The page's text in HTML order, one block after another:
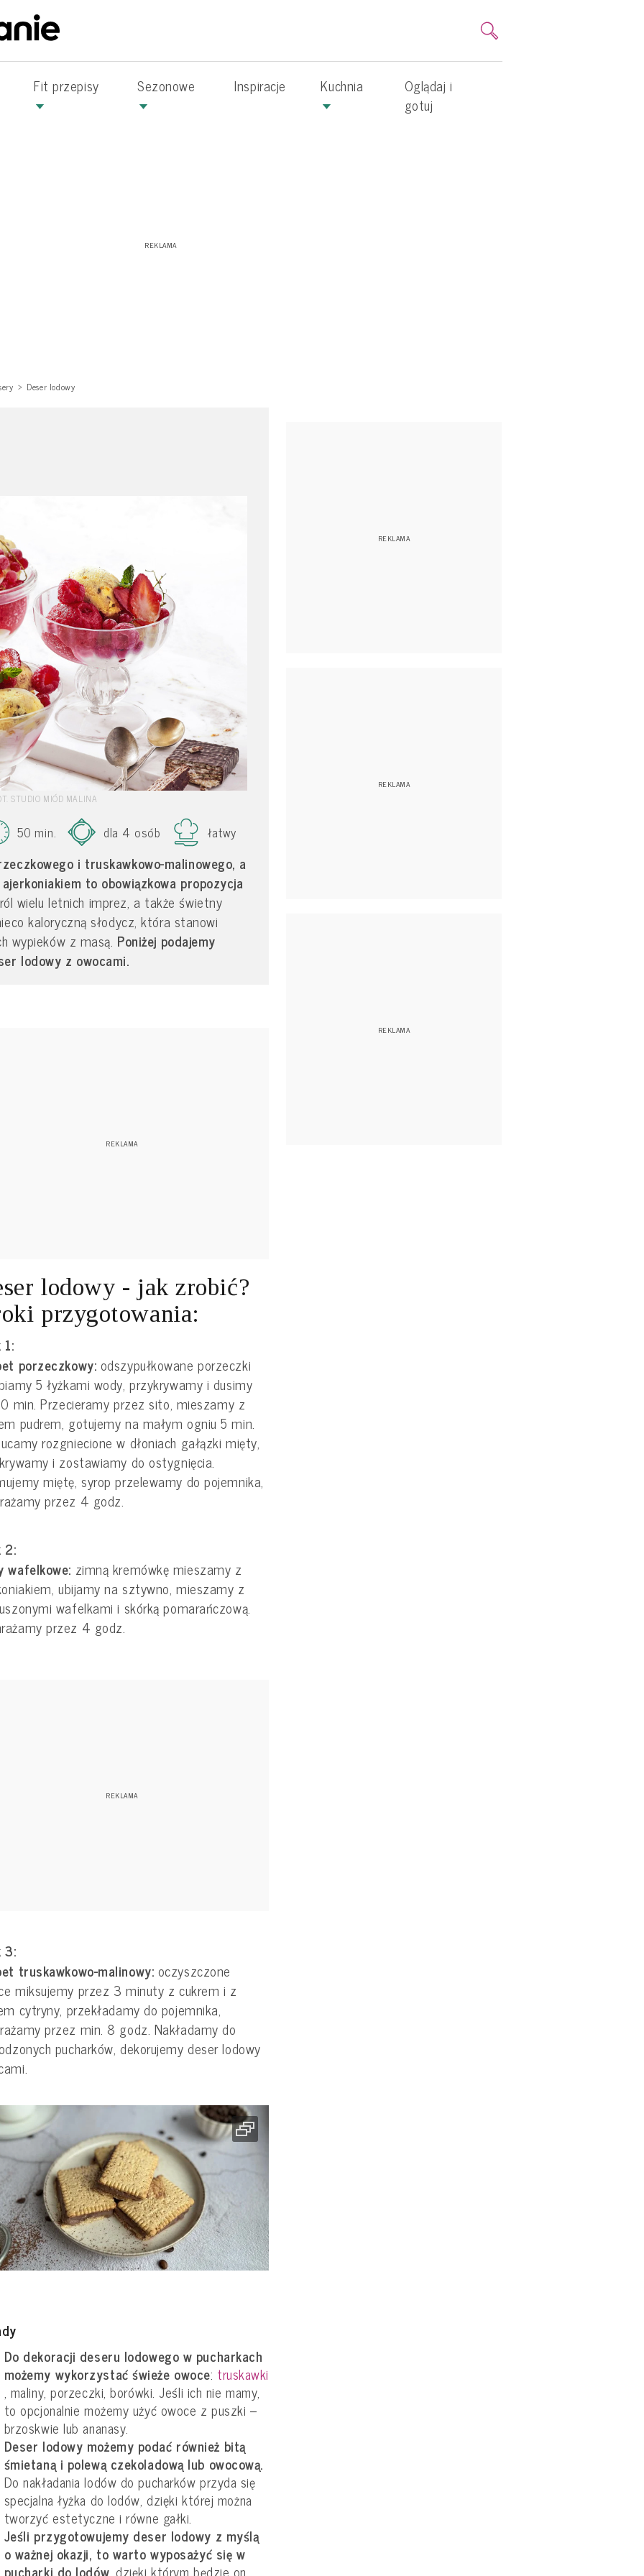
Fit przepisy Sezonowe Inspiracje Kuchnia
Oglądaj i
gotuj
Deser lodowy
STUDIO MIÓD MALINA
50 min. dla 4 osób łatwy
i truskawkowo-malinowego, a
to obowiązkowa propozycja
wielu letnich imprez, a także świetny
kaloryczną słodycz, która stanowi
wypieków z masą. Poniżej podajemy
lodowy z owocami.
lodowy - jak zrobić?
przygotowania:
porzeczkowy: odszypułkowane porzeczki
5 łyżkami wody, przykrywamy i dusimy
min. Przecieramy przez sito, mieszamy z
pudrem, gotujemy na małym ogniu 5 min.
rozgniecione w dłoniach gałązki mięty,
i zostawiamy do ostygnięcia.
miętę, syrop przelewamy do pojemnika,
przez 4 godz.
2:
wafelkowe: zimną kremówkę mieszamy z
ubijamy na sztywno, mieszamy z
wafelkami i skórką pomarańczową.
przez 4 godz.
3:
truskawkowo-malinowy: oczyszczone
miksujemy przez 3 minuty z cukrem i z
cytryny, przekładamy do pojemnika,
przez min. 8 godz. Nakładamy do
pucharków, dekorujemy deser lodowy
Do dekoracji deseru lodowego w pucharkach
możemy wykorzystać świeże owoce: truskawki
, maliny, porzeczki, borówki. Jeśli ich nie mamy,
to opcjonalnie możemy użyć owoce z puszki –
brzoskwie lub ananasy.
Deser lodowy możemy podać również bitą
śmietaną i polewą czekoladową lub owocową.
Do nakładania lodów do pucharków przyda się
specjalna łyżka do lodów, dzięki której można
tworzyć estetyczne i równe gałki.
Jeśli przygotowujemy deser lodowy z myślą
o ważnej okazji, to warto wyposażyć się w
pucharki do lodów , dzięki którym będzie on